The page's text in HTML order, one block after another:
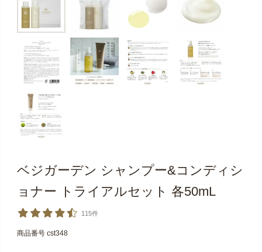
ベジガーデン シャンプー&コンディシ
ョナー トライアルセット 各50mL
115件
商品番号 cst348